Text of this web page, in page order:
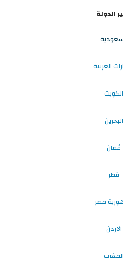
الدولة
العربية
الكويت
البحرين
عُمان
قطر
مصر
الاردن